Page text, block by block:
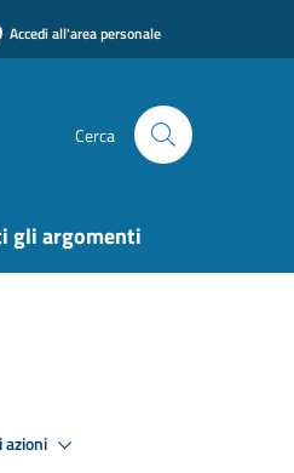
Accedi all'area personale
Cerca
gli argomenti
azioni